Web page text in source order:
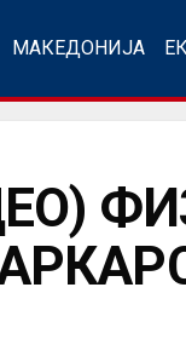
МАКЕДОНИЈА